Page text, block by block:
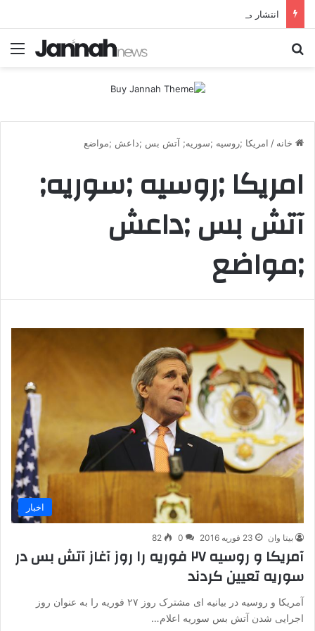
انتشار متن 12 ماده‌ای توافق نهایی بین ترکیه و پ.ک.ک
خانه / امریکا ;روسیه ;سوریه; آتش بس ;داعش ;مواضع
امریکا ;روسیه ;سوریه;
آتش بس ;داعش
;مواضع
اخبار
بیتا وان 23 فوریه 2016 0
82
آمریکا و روسیه ۲۷ فوریه را روز آغاز آتش بس در
سوریه تعیین کردند
آمریکا و روسیه در بیانیه ای مشترک روز ۲۷ فوریه را به عنوان روز
اجرایی شدن آتش بس سوریه اعلام…